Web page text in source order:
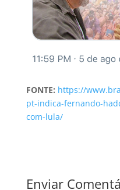
FONTE: https://
pt-indica-fernando-
com-lula/
Enviar